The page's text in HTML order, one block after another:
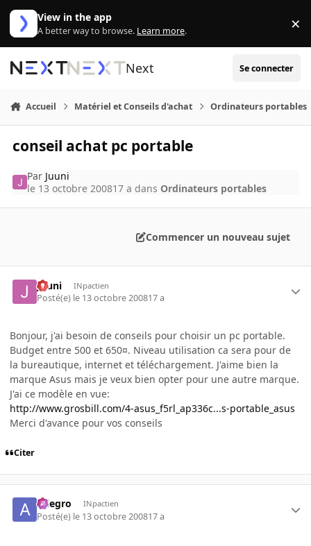
Aller au contenu
View in the app
A better way to browse. Learn more. ×
Next Se connecter
Accueil Matériel et Conseils d'achat Ordinateurs portables
conseil achat pc portable
Par Juuni
le 13 octobre 200817 a dans Ordinateurs portables
Commencer un nouveau sujet
Juuni INpactien
Posté(e) le 13 octobre 200817 a
Bonjour, j'ai besoin de conseils pour choisir un pc portable.
Budget entre 500 et 650¤. Niveau utilisation ca sera pour de
la bureautique, internet et téléchargement. J'aime bien la
marque Asus mais je veux bien opter pour une autre marque.
J'ai ce modèle en vue:
http://www.grosbill.com/4-asus_f5rl_ap336c...s-portable_asus
Merci d'avance pour vos conseils
Citer
Allegro INpactien
Posté(e) le 13 octobre 200817 a